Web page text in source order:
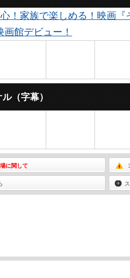
！家族で楽しめる！映画
館デビュー！
（字幕）
に関して